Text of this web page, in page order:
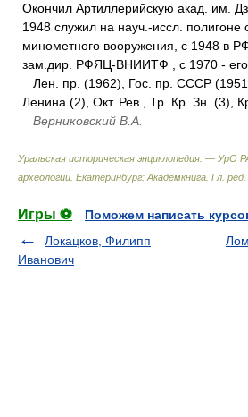
Окончил Артиллерийскую акад. им.
1948 служил на науч.-иссл. полигоне
минометного вооружения, с 1948 в
зам.дир. РФЯЦ-ВНИИТФ , с 1970 - его
Лен. пр. (1962), Гос. пр. СССР (1951
Ленина (2), Окт. Рев., Тр. Кр. Зн. (3),
Верниковский В.А.
Уральская историческая энциклопедия. —
археологии. Екатеринбург: Академкнига Гл.
Игры ⚽
Поможем написать
Локацков, Филипп
Иванович